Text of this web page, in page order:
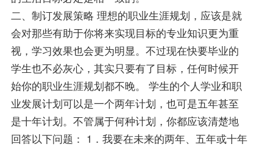
二、制订发展策略 理想的职业生涯规划，应该是就
会对那些有助于你将来实现目标的专业知识更为重
视，学习效果也会更为明显。不过现在快要毕业的
学生也不必灰心，其实只要有了目标，任何时候开
始你的职业生涯规划都不晚。 学生的个人学业和职
业发展计划可以是一个两年计划，也可是五年甚至
是十年计划。不管属于何种计划，你都应该清楚地
回答以下问题： 1．我要在未来的两年、五年或十年